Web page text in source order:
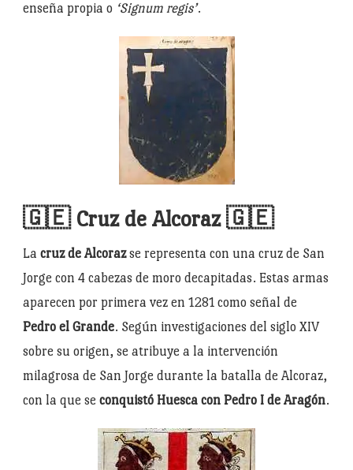
enseña propia o ‘Signum regis’.
🇬🇪 Cruz de Alcoraz 🇬🇪
La cruz de Alcorazse representa con una cruz de San
Jorge con 4 cabezas de moro decapitadas. Estas armas
aparecen por primera vez en 1281 como señal de
Pedro el Grande. Según investigaciones del siglo XIV
sobre su origen, se atribuye a la intervención
milagrosa de San Jorge durante la batalla de Alcoraz,
con la que se conquistó Huesca con Pedro I de Aragón.